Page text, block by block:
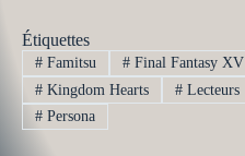
Étiquettes
#Famitsu #Final Fantasy XV
#Kingdom Hearts #Lecteurs
#Persona